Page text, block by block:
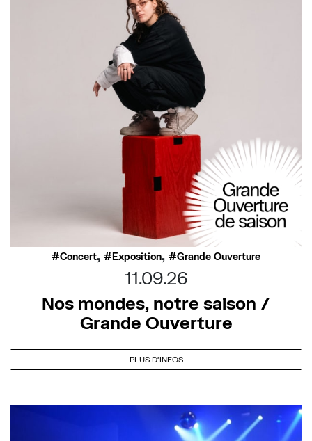
Concert, Exposition, Grande Ouverture
11.09.26
Nos mondes, notre saison /
Grande Ouverture
PLUS D'INFOS